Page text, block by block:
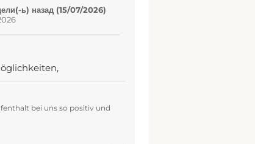
ь) назад (15/07/2026)
bei uns so positiv und